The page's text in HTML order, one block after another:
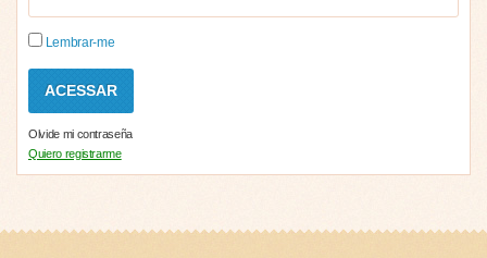
Lembrar-me
Olvide mi contraseña
Quiero registrarme